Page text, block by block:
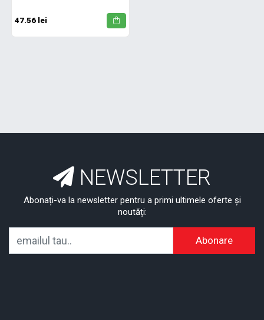
47.56 lei
NEWSLETTER
Abonați-va la newsletter pentru a primi ultimele oferte și
noutăți:
Abonare